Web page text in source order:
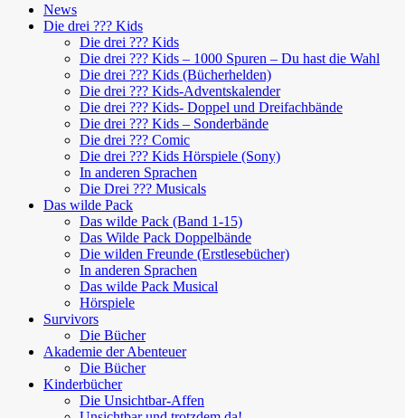
News
Die drei ??? Kids
Die drei ??? Kids
Die drei ??? Kids – 1000 Spuren – Du hast die Wahl
Die drei ??? Kids (Bücherhelden)
Die drei ??? Kids-Adventskalender
Die drei ??? Kids- Doppel und Dreifachbände
Die drei ??? Kids – Sonderbände
Die drei ??? Comic
Die drei ??? Kids Hörspiele (Sony)
In anderen Sprachen
Die Drei ??? Musicals
Das wilde Pack
Das wilde Pack (Band 1-15)
Das Wilde Pack Doppelbände
Die wilden Freunde (Erstlesebücher)
In anderen Sprachen
Das wilde Pack Musical
Hörspiele
Survivors
Die Bücher
Akademie der Abenteuer
Die Bücher
Kinderbücher
Die Unsichtbar-Affen